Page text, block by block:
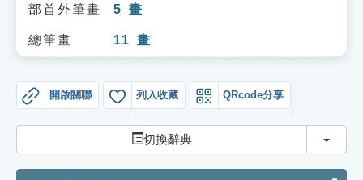
知識索引
單字索引
部首外筆畫 5 畫
總筆畫 11 畫
開啟關聯 列入收藏 QRcode分享
切換辭典 切換